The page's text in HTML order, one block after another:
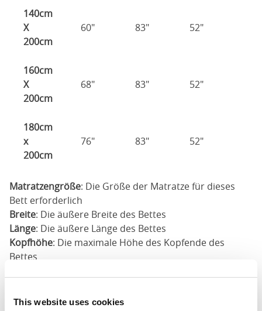
This website uses cookies
140cm
X
200cm
60" 83" 52"
160cm
X
200cm
68" 83" 52"
180cm
x
200cm
76" 83" 52"
Matratzengröße: Die Größe der Matratze für dieses
Bett erforderlich
Breite: Die äußere Breite des Bettes
Länge: Die äußere Länge des Bettes
Kopfhöhe: Die maximale Höhe des Kopfende des
Bettes
Bettrahmens. Die hier angegebenen Abmessungen